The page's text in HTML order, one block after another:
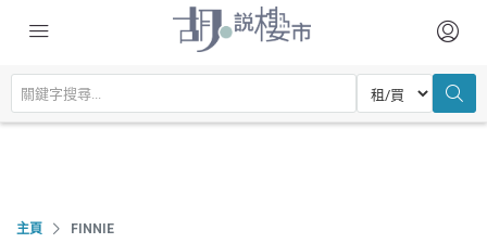
主頁 FINNIE